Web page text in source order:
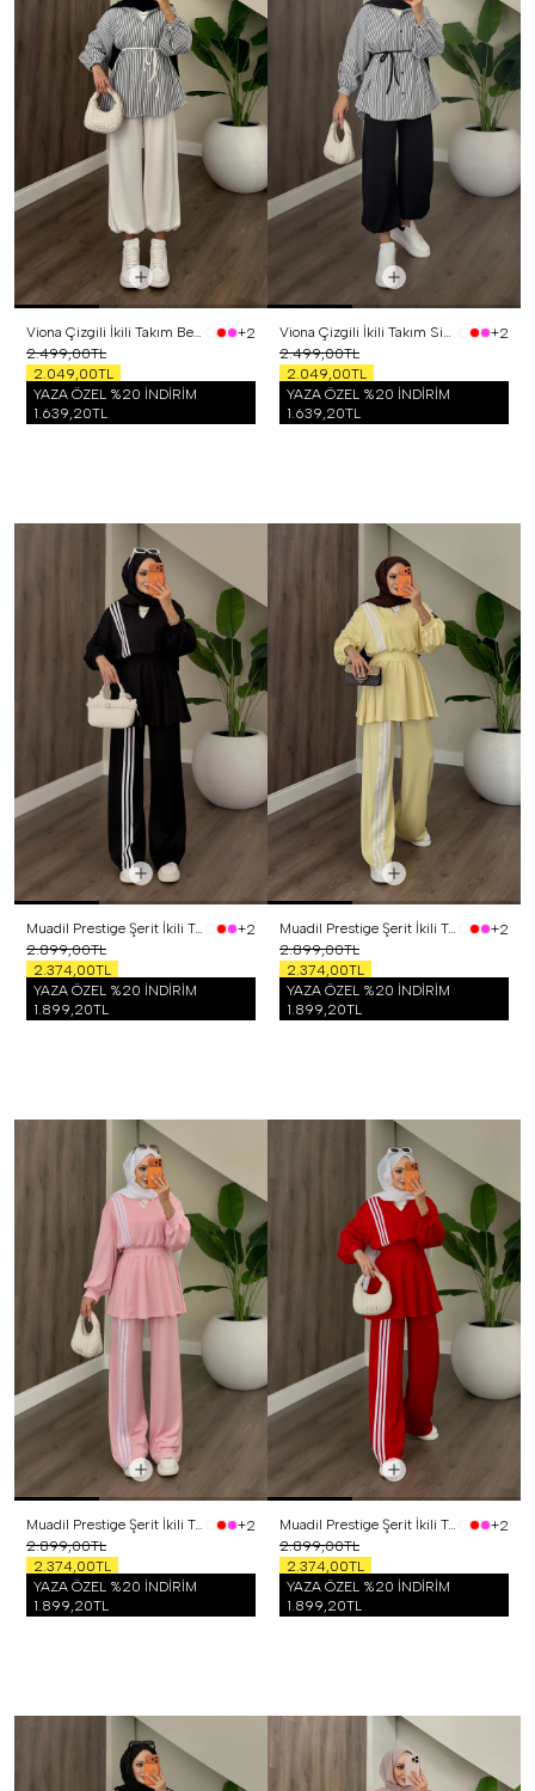
Viona Çizgili İkili Takım Beyaz
+2
2.499,00TL
2.049,00TL
YAZA ÖZEL %20 İNDİRİM
1.639,20TL
Viona Çizgili İkili Takım Siyah
+2
2.499,00TL
2.049,00TL
YAZA ÖZEL %20 İNDİRİM
1.639,20TL
Muadil Prestige Şerit İkili Takım Siyah
+2
2.899,00TL
2.374,00TL
YAZA ÖZEL %20 İNDİRİM
1.899,20TL
Muadil Prestige Şerit İkili Takım Sarı
+2
2.899,00TL
2.374,00TL
YAZA ÖZEL %20 İNDİRİM
1.899,20TL
Muadil Prestige Şerit İkili Takım Pembe
+2
2.899,00TL
2.374,00TL
YAZA ÖZEL %20 İNDİRİM
1.899,20TL
Muadil Prestige Şerit İkili Takım Kırmızı
+2
2.899,00TL
2.374,00TL
YAZA ÖZEL %20 İNDİRİM
1.899,20TL